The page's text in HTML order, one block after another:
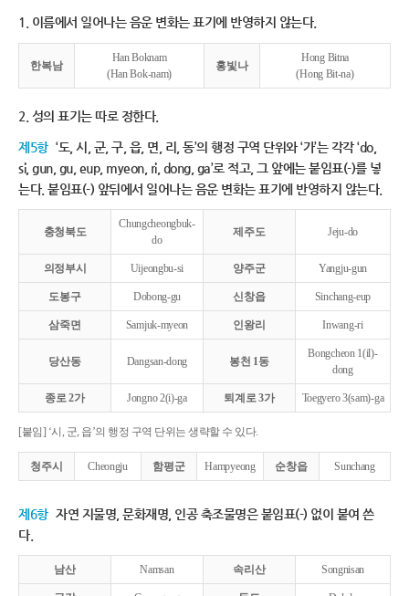
1. 이름에서 일어나는 음운 변화는 표기에 반영하지 않는다.
한복남
Han Boknam
(Han Bok-nam)
홍빛나
Hong Bitna
(Hong Bit-na)
2. 성의 표기는 따로 정한다.
제5항 ‘도, 시, 군, 구, 읍, 면, 리, 동’의 행정 구역 단위와 ‘가’는 각각 ‘do,
si, gun, gu, eup, myeon, ri, dong, ga’로 적고, 그 앞에는 붙임표(-)를 넣
는다. 붙임표(-) 앞뒤에서 일어나는 음운 변화는 표기에 반영하지 않는다.
충청북도
Chungcheongbuk-
do
제주도 Jeju-do
의정부시 Uijeongbu-si 양주군 Yangju-gun
도봉구 Dobong-gu 신창읍 Sinchang-eup
삼죽면 Samjuk-myeon 인왕리 Inwang-ri
당산동 Dangsan-dong 봉천 1동
Bongcheon 1(il)-
dong
종로 2가 Jongno 2(i)-ga 퇴계로 3가 Toegyero 3(sam)-ga
[붙임] ‘시, 군, 읍’의 행정 구역 단위는 생략할 수 있다.
청주시 Cheongju 함평군 Hampyeong 순창읍 Sunchang
제6항 자연 지물명, 문화재명, 인공 축조물명은 붙임표(-) 없이 붙여 쓴
다.
남산 Namsan 속리산 Songnisan